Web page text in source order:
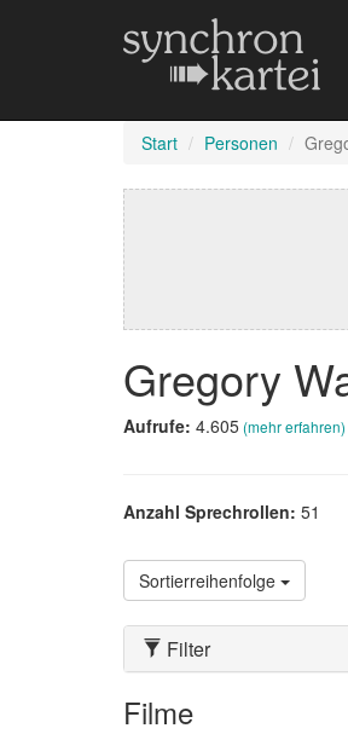
Start Personen
Gregory
Aufrufe: 4.605(mehr erfahren)
Anzahl Sprechrollen: 51
Sortierreihenfolge
Filter
Filme